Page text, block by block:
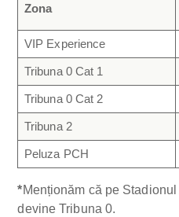
Zona
VIP Experience
Tribuna 0 Cat 1
Tribuna 0 Cat 2
Tribuna 2
Peluza PCH
*Menționăm că pe
devine Tribuna 0.